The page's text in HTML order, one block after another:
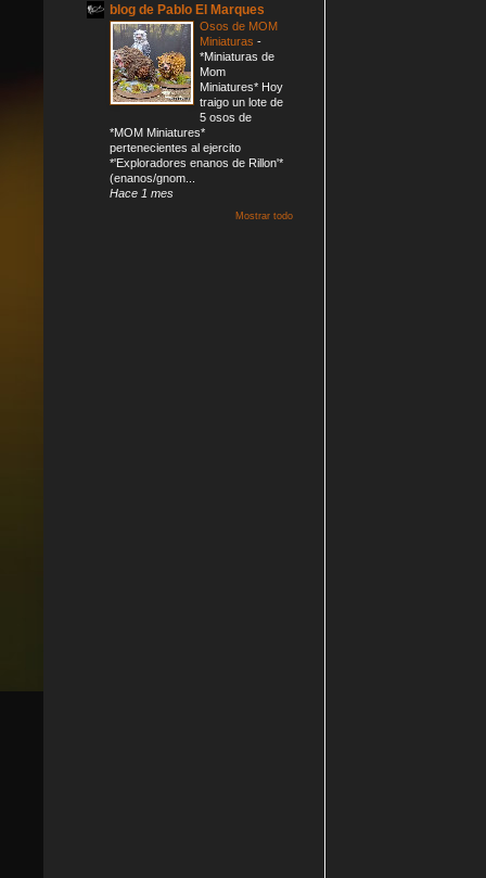
blog de Pablo El Marques
Osos de MOM
Miniaturas -
*Miniaturas de
Mom
Miniatures* Hoy
traigo un lote de
5 osos de
*MOM Miniatures*
pertenecientes al ejercito
*'Exploradores enanos de Rillon'*
(enanos/gnom...
Hace 1 mes
Mostrar todo